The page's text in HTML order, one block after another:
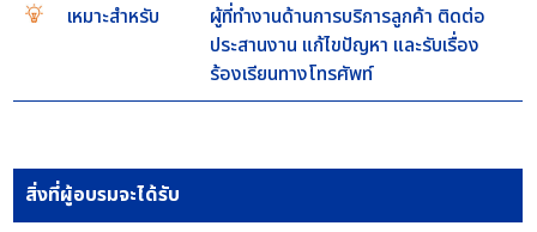
เหมาะสำหรับ
ผู้ที่ทำงานด้านการบริการลูกค้า ติดต่อ
ประสานงาน แก้ไขปัญหา และรับเรื่อง
ร้องเรียนทางโทรศัพท์
สิ่งที่ผู้อบรมจะได้รับ